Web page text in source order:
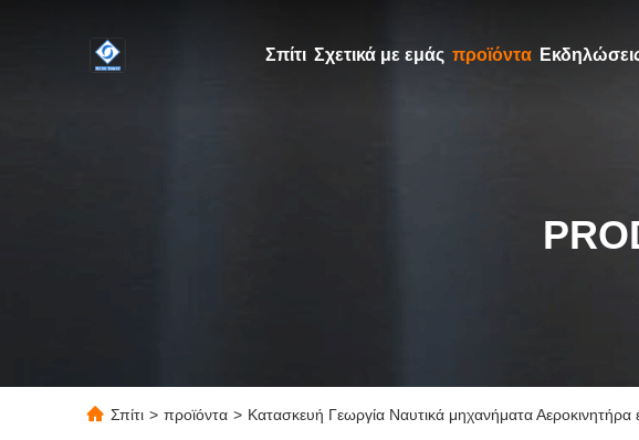
Σπίτι Σχετικά με εμάς προϊόντα
Σπίτι > προϊόντα > Κατασκευή Γεωργία Ναυτικά μηχανήματα